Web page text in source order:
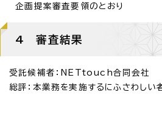
企画提案審査要領のとおり
4 審査結果
受託候補者：NETtouch合同会社
総評：本業務を実施するにふさわしい